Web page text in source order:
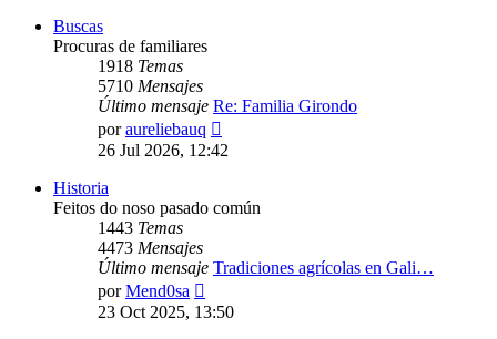
Buscas
Procuras de familiares
1918 Temas
5710 Mensajes
Último mensaje Re: Familia Girondo
poraureliebauq
último
26 Jul 2026, 12:42
Historia
Feitos do noso pasado común
1443 Temas
4473 Mensajes
Último mensaje Tradiciones agrícolas en Gali…
porMend0sa
último
23 Oct 2025, 13:50